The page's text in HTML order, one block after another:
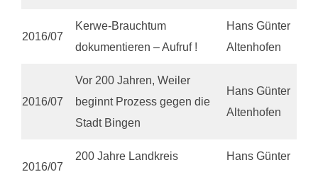
2016/07
Kerwe-Brauchtum
dokumentieren – Aufruf !
Hans Günter
Altenhofen
2016/07
Vor 200 Jahren, Weiler
beginnt Prozess gegen die
Stadt Bingen
Hans Günter
Altenhofen
2016/07
200 Jahre Landkreis
Hans Günter